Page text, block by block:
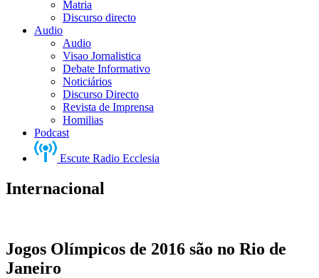
Matria
Discurso directo
Audio
Audio
Visao Jornalistica
Debate Informativo
Noticiários
Discurso Directo
Revista de Imprensa
Homilias
Podcast
Escute Radio Ecclesia
Internacional
Jogos Olímpicos de 2016 são no Rio de
Janeiro